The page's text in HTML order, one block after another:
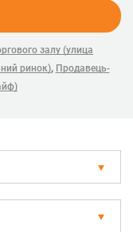
залу (улица
ринок), Продавець-